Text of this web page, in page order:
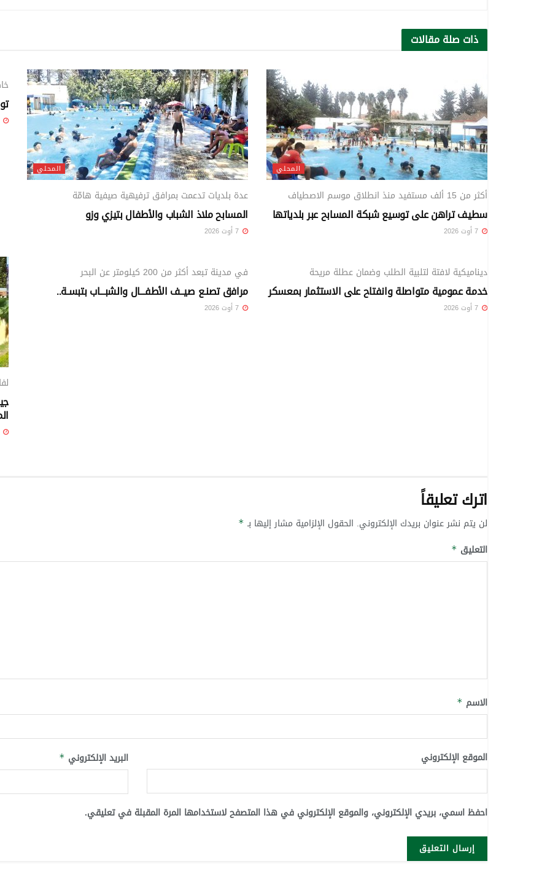
ذات صلةمقالات
المحلي
أكثر من 15 ألف مستفيد منذ انطلاق موسم الاصطياف
سطيف تراهن على توسيع شبكة المسابح عبر بلدياتها
المحلي
عدة بلديات تدعمت بمرافق ترفيهية صيفية هامّة
المسابح ملاذ الشباب والأطفال بتيزي وزو
ديناميكية لافتة لتلبية الطلب وضمان عطلة مريحة
خدمة عمومية متواصلة وانفتاح على الاستثمار بمعسكر
في مدينة تبعد أكثر من 200 كيلومتر عن البحر
مرافق تصنـع صيــف الأطفـــال والشبـــاب بتبسـة..
لفائدة
اترك تعليقاً
لن يتم نشر عنوان بريدك الإلكتروني. الحقول الإلزامية مشار إليها بـ *
التعليق *
الاسم *
البريد الإلكتروني * الموقع الإلكتروني
احفظ اسمي، بريدي الإلكتروني، والموقع الإلكتروني في هذا المتصفح لاستخدامها المرة المقبلة في تعليقي.